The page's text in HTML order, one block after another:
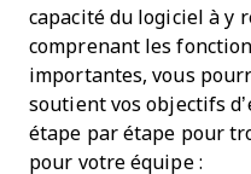
capacité du logiciel à y
comprenant les
importantes, vous
soutient vos objectifs
étape par étape pour
pour votre équipe :